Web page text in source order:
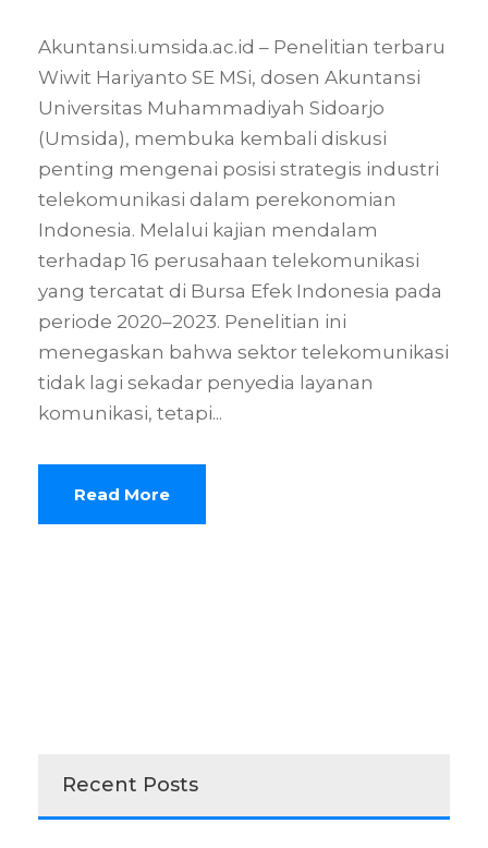
Akuntansi.umsida.ac.id – Penelitian terbaru
Wiwit Hariyanto SE MSi, dosen Akuntansi
Universitas Muhammadiyah Sidoarjo
(Umsida), membuka kembali diskusi
penting mengenai posisi strategis industri
telekomunikasi dalam perekonomian
Indonesia. Melalui kajian mendalam
terhadap 16 perusahaan telekomunikasi
yang tercatat di Bursa Efek Indonesia pada
periode 2020–2023. Penelitian ini
menegaskan bahwa sektor telekomunikasi
tidak lagi sekadar penyedia layanan
komunikasi, tetapi...
Read More
Recent Posts